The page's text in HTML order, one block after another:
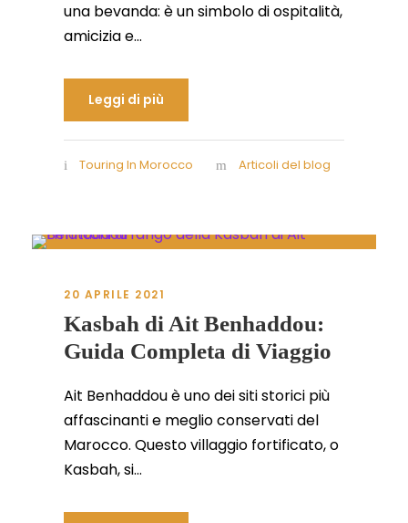
una bevanda: è un simbolo di ospitalità,
amicizia e...
Leggi di più
Touring In Morocco Articoli del blog
20 APRILE 2021
Kasbah di Ait Benhaddou:
Guida Completa di Viaggio
Ait Benhaddou è uno dei siti storici più
affascinanti e meglio conservati del
Marocco. Questo villaggio fortificato, o
Kasbah, si...